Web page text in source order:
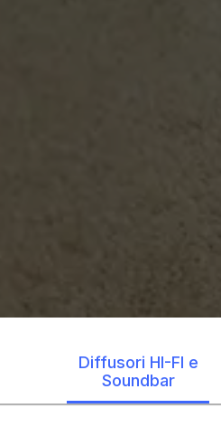
Diffusori HI-FI e
Soundbar